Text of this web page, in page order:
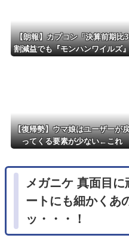
【朗報】カプコン「決算前期比3
割減益でも『モンハンワイルズ
【復帰勢】ウマ娘はユーザーが
ってくる要素が少ない←これ
メガニケ 真面目
ートにも細かくあ
ッ・・・！